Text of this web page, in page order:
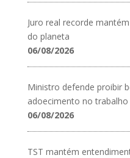
Juro real recorde
do planeta
06/08/2026
Ministro defende proibir
adoecimento no trabalho
06/08/2026
TST mantém